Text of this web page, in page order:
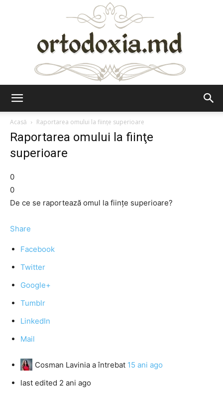
Acasă
Raportarea omului la fiinţe superioare
Raportarea omului la fiinţe
superioare
0
0
De ce se raportează omul la fiinţe superioare?
Share
Facebook
Twitter
Google+
Tumblr
LinkedIn
Mail
Cosman Lavinia a întrebat 15 ani ago
last edited 2 ani ago